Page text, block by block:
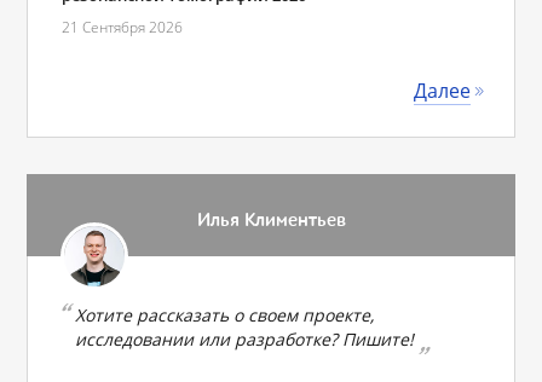
21 Сентября 2026
Далее
Илья Климентьев
Хотите рассказать о своем проекте,
исследовании или разработке? Пишите!